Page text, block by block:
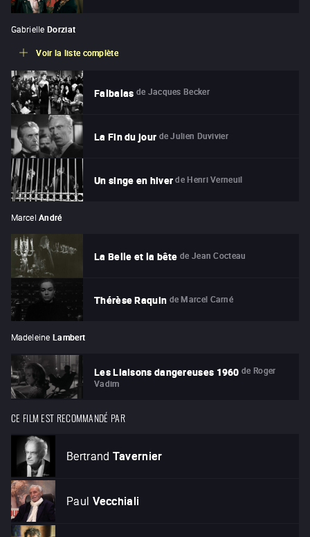
Gabrielle Dorziat
Voir la liste complète
Falbalas de Jacques Becker
La Fin du jour de Julien Duvivier
Un singe en hiver de Henri Verneuil
Marcel André
La Belle et la bête de Jean Cocteau
Thérèse Raquin de Marcel Carné
Madeleine Lambert
Les Liaisons dangereuses 1960 de Roger
Vadim
CE FILM EST RECOMMANDÉ PAR
Bertrand Tavernier
Paul Vecchiali